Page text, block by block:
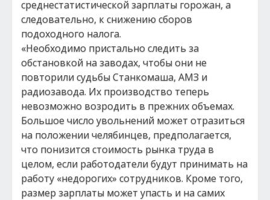
среднестатистической зарплаты горожан, а
следовательно, к снижению сборов
подоходного налога.
«Необходимо пристально следить за
обстановкой на заводах, чтобы они не
повторили судьбы Станкомаша, АМЗ и
радиозавода. Их производство теперь
невозможно возродить в прежних объемах.
Большое число увольнений может отразиться
на положении челябинцев, предполагается,
что понизится стоимость рынка труда в
целом, если работодатели будут принимать на
работу «недорогих» сотрудников. Кроме того,
размер зарплаты может упасть и на самих